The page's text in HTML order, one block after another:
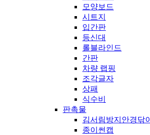
모양보드
시트지
입간판
등신대
롤블라인드
간판
차량 랩핑
조각글자
상패
식수비
판촉물
김서림방지안경닦이
종이썬캡